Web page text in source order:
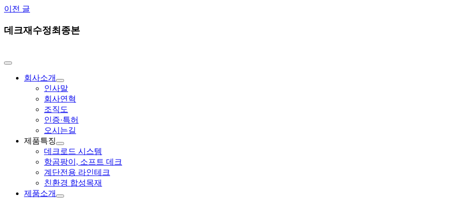
Skip
content
Toggle
Navigation회사소개
인사말
회사연혁
조직도
인증·특허
오시는길
제품특징
데크로드 시스템
항곰팡이, 소프트 데크
계단전용 라인테크
친환경 합성목재
제품소개
이전 글
데크재수정최종본